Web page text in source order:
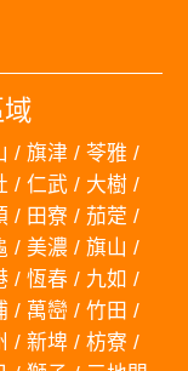
/ 旗津 / 苓雅 /
/ 仁武 / 大樹 /
/ 田寮 / 茄萣 /
/ 美濃 / 旗山 /
/ 恆春 / 九如 /
/ 萬巒 / 竹田 /
/ 新埤 / 枋寮 /